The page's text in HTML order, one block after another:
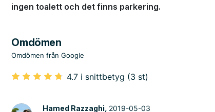
ingen toalett och det finns parkering.
Omdömen
Omdömen från Google
4.7 i snittbetyg (3 st)
Hamed Razzaghi, 2019-05-03